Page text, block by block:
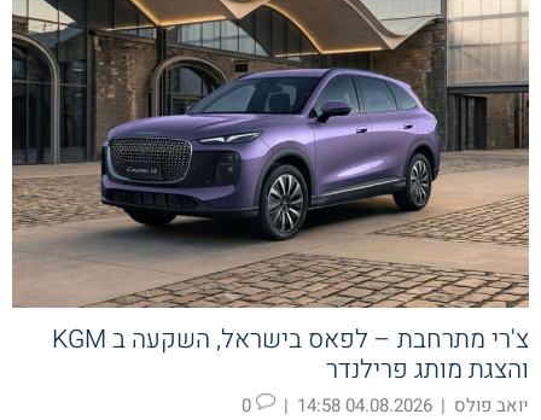
צ'רי מתרחבת – לפאס בישראל, השקעה ב KGM
והצגת מותג פרילנדר
יואב פולס |
04.08.2026 14:58
|